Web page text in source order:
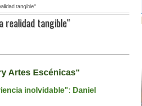
tangible"
realidad tangible"
Artes Escénicas"
inolvidable": Daniel